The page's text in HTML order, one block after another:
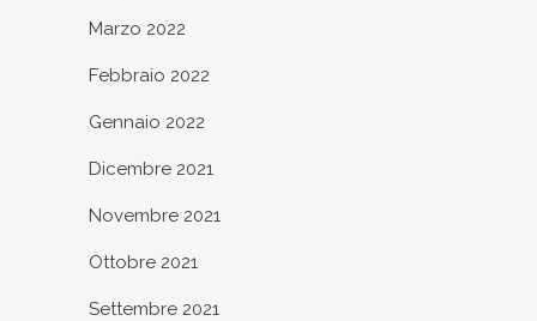
Marzo 2022
Febbraio 2022
Gennaio 2022
Dicembre 2021
Novembre 2021
Ottobre 2021
Settembre 2021